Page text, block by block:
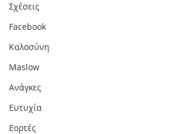
Σχέσεις
Facebook
Καλοσύνη
Maslow
Ανάγκες
Ευτυχία
Εορτές